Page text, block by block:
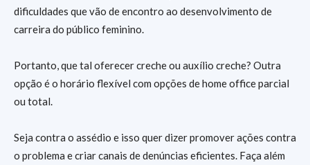
dificuldades que vão de encontro ao desenvolvimento de
carreira do público feminino.
Portanto, que tal oferecer creche ou auxílio creche? Outra
opção é o horário flexível com opções de home office parcial
ou total.
Seja contra o assédio e isso quer dizer promover ações contra
o problema e criar canais de denúncias eficientes. Faça além